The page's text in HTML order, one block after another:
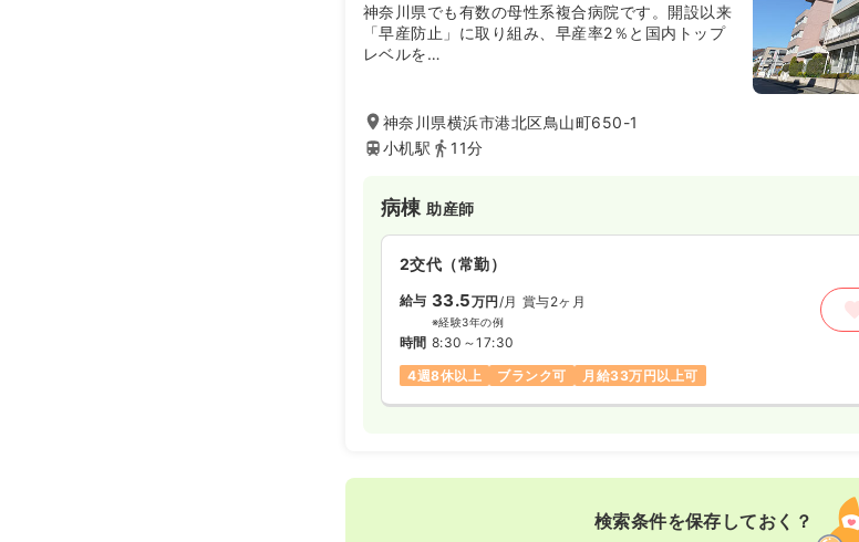
神奈川県でも有数の母性系複合病院です。開設以来
「早産防止」に取り組み、早産率2％と国内トップ
レベルを
神奈川県横浜市港北区鳥山町650-1
小机駅
11分
病棟助産師
2交代（常勤）
給与 33.5万円/月 賞与2ヶ月
※経験3年の例
時間 8:30～17:30
4週8休以上
ブランク可 月給33万円以上可
検索条件を保存しておく？